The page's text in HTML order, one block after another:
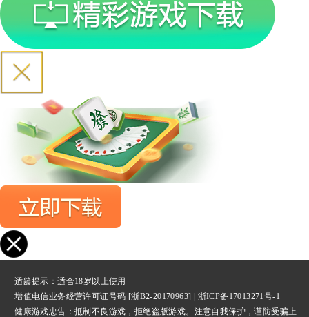
适龄提示：适合18岁以上使用
增值电信业务经营许可证号码 [浙B2-20170963] | 浙ICP备17013271号-1
健康游戏忠告：抵制不良游戏，拒绝盗版游戏。注意自我保护，谨防受骗上